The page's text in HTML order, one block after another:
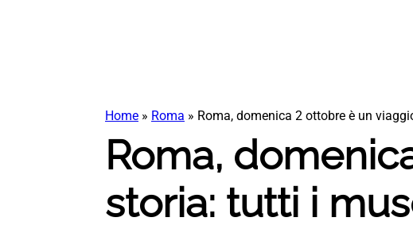
Home » Roma » Roma, domenica 2 ottobre è un
Roma,
storia: tutti i